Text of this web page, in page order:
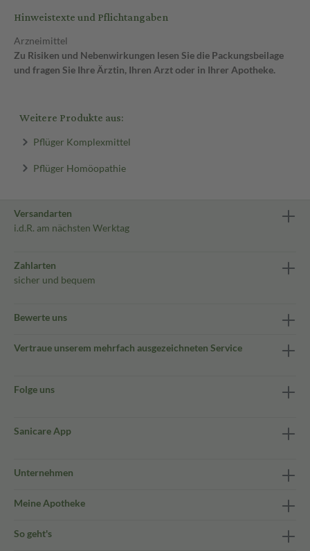
Hinweistexte und Pflichtangaben
Arzneimittel
Zu Risiken und Nebenwirkungen lesen Sie die Packungsbeilage
und fragen Sie Ihre Ärztin, Ihren Arzt oder in Ihrer Apotheke.
Weitere Produkte aus:
Pflüger Komplexmittel
Pflüger Homöopathie
Versandarten
i.d.R. am nächsten Werktag
Zahlarten
sicher und bequem
Bewerte uns
Vertraue unserem mehrfach ausgezeichneten Service
Folge uns
Sanicare App
Unternehmen
Meine Apotheke
So geht's